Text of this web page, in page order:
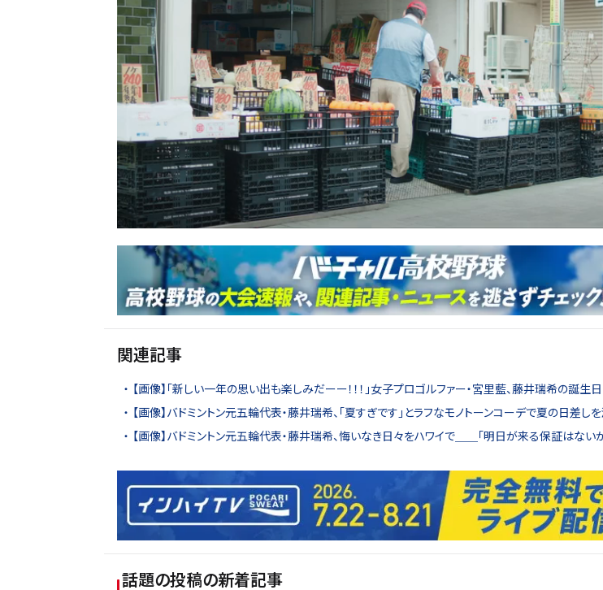
関連記事
【画像】「新しい一年の思い出も楽しみだーー！！！」女子プロゴルファー・宮里藍、藤井瑞希の誕生
【画像】バドミントン元五輪代表・藤井瑞希、「夏すぎです」とラフなモノトーンコーデで夏の日差し
【画像】バドミントン元五輪代表・藤井瑞希、悔いなき日々をハワイで＿＿「明日が来る保証はない
話題の投稿の新着記事